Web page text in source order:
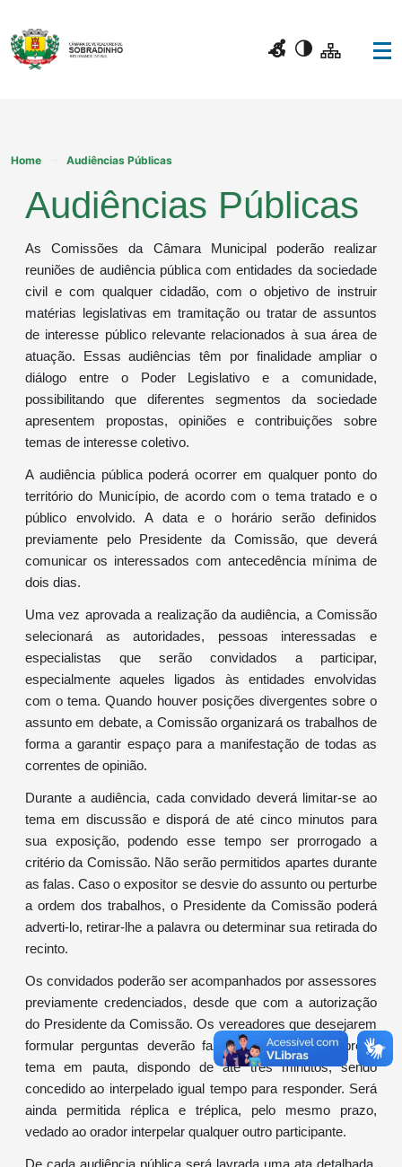
Home Audiências Públicas
Audiências Públicas
As Comissões da Câmara Municipal poderão realizar
reuniões de audiência pública com entidades da sociedade
civil e com qualquer cidadão, com o objetivo de instruir
matérias legislativas em tramitação ou tratar de assuntos
de interesse público relevante relacionados à sua área de
atuação. Essas audiências têm por finalidade ampliar o
diálogo entre o Poder Legislativo e a comunidade,
possibilitando que diferentes segmentos da sociedade
apresentem propostas, opiniões e contribuições sobre
temas de interesse coletivo.
A audiência pública poderá ocorrer em qualquer ponto do
território do Município, de acordo com o tema tratado e o
público envolvido. A data e o horário serão definidos
previamente pelo Presidente da Comissão, que deverá
comunicar os interessados com antecedência mínima de
dois dias.
Uma vez aprovada a realização da audiência, a Comissão
selecionará as autoridades, pessoas interessadas e
especialistas que serão convidados a participar,
especialmente aqueles ligados às entidades envolvidas
com o tema. Quando houver posições divergentes sobre o
assunto em debate, a Comissão organizará os trabalhos de
forma a garantir espaço para a manifestação de todas as
correntes de opinião.
Durante a audiência, cada convidado deverá limitar-se ao
tema em discussão e disporá de até cinco minutos para
sua exposição, podendo esse tempo ser prorrogado a
critério da Comissão. Não serão permitidos apartes durante
as falas. Caso o expositor se desvie do assunto ou perturbe
a ordem dos trabalhos, o Presidente da Comissão poderá
adverti-lo, retirar-lhe a palavra ou determinar sua retirada do
recinto.
Os convidados poderão ser acompanhados por assessores
previamente credenciados, desde que com a autorização
do Presidente da Comissão. Os vereadores que desejarem
formular perguntas deverão fazê-lo estritamente sobre o
tema em pauta, dispondo de até três minutos, sendo
concedido ao interpelado igual tempo para responder. Será
ainda permitida réplica e tréplica, pelo mesmo prazo,
vedado ao orador interpelar qualquer outro participante.
De cada audiência pública será lavrada uma ata detalhada,